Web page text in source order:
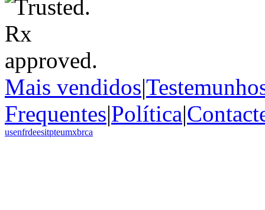
Mais vendidos|
Frequentes|Política|
usenfrdeesitpteumxbrca